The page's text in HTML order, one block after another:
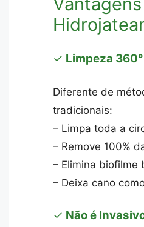
✓ Limpeza 360°
Diferente de
tradicionais:
– Limpa toda a
– Remove 100%
– Elimina biofilme
– Deixa cano
✓ Não é